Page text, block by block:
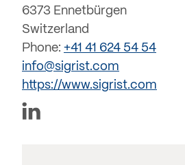
6373 Ennetbürgen
Switzerland
Phone: +41 41 624 54 54
info@sigrist.com
https://www.sigrist.com